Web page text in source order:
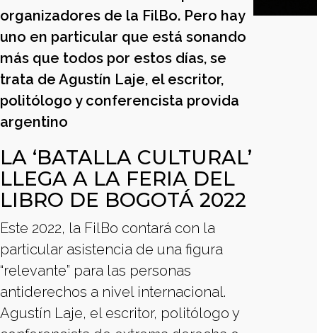
organizadores de la FilBo. Pero hay
uno en particular que está sonando
más que todos por estos días, se
trata de Agustín Laje, el escritor,
politólogo y conferencista provida
argentino
LA ‘BATALLA CULTURAL’
LLEGA A LA FERIA DEL
LIBRO DE BOGOTÁ 2022
Este 2022, la FilBo contará con la
particular asistencia de una figura
“relevante” para las personas
antiderechos a nivel internacional.
Agustín Laje, el escritor, politólogo y